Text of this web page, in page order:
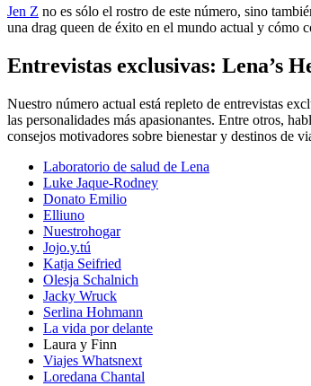
Jen Z no es sólo el rostro de este número, sino
una drag queen de éxito en el mundo actual y cómo
Entrevistas exclusivas: Lena’s
Nuestro número actual está repleto de entrevistas
las personalidades más apasionantes. Entre otros,
consejos motivadores sobre bienestar y destinos de
Laboratorio de salud de Lena
Luke Jaque-Rodney
Donato Emilio
Elliuno
Nuestrohogar
Jojo.y.tú
Katja Seifried
Olesja Schalnich
Jacky Wruck
Serlina Hohmann
La vida por delante
Laura y Finn
Viajes Whatsnext
Loredana Chantal